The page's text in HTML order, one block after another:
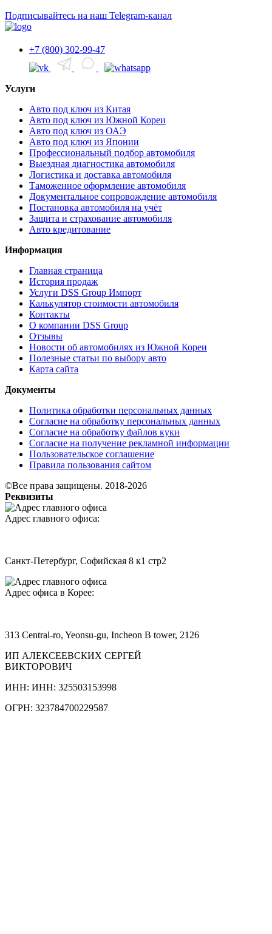
Подписывайтесь на наш Telegram-канал
+7 (800) 302-99-47
Услуги
Авто под ключ из Китая
Авто под ключ из Южной Кореи
Авто под ключ из ОАЭ
Авто под ключ из Японии
Профессиональный подбор автомобиля
Выездная диагностика автомобиля
Логистика и доставка автомобиля
Таможенное оформление автомобиля
Документальное сопровождение автомобиля
Постановка автомобиля на учёт
Защита и страхование автомобиля
Авто кредитование
Информация
Главная страница
История продаж
Услуги DSS Group Импорт
Калькулятор стоимости автомобиля
Контакты
О компании DSS Group
Отзывы
Новости об автомобилях из Южной Кореи
Полезные статьи по выбору авто
Карта сайта
Документы
Политика обработки персональных данных
Согласие на обработку персональных данных
Согласие на обработку файлов куки
Согласие на получение рекламной информации
Пользовательское соглашение
Правила пользования сайтом
©Все права защищены. 2018-2026
Реквизиты
Адрес главного офиса:
Санкт-Петербург, Софийская 8 к1 стр2
Адрес офиса в Корее:
313 Central-ro, Yeonsu-gu, Incheon B tower, 2126
ИП АЛЕКСЕЕВСКИХ СЕРГЕЙ
ВИКТОРОВИЧ
ИНН: ИНН: 325503153998
ОГРН: 323784700229587